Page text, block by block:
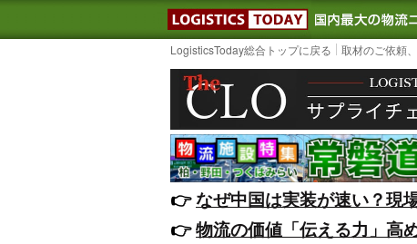
LOGISTICS
LogisticsToday総合トップに戻る 取材のご依頼
👉️なぜ中国は実装が速い？現
👉️物流の価値「伝える力」高